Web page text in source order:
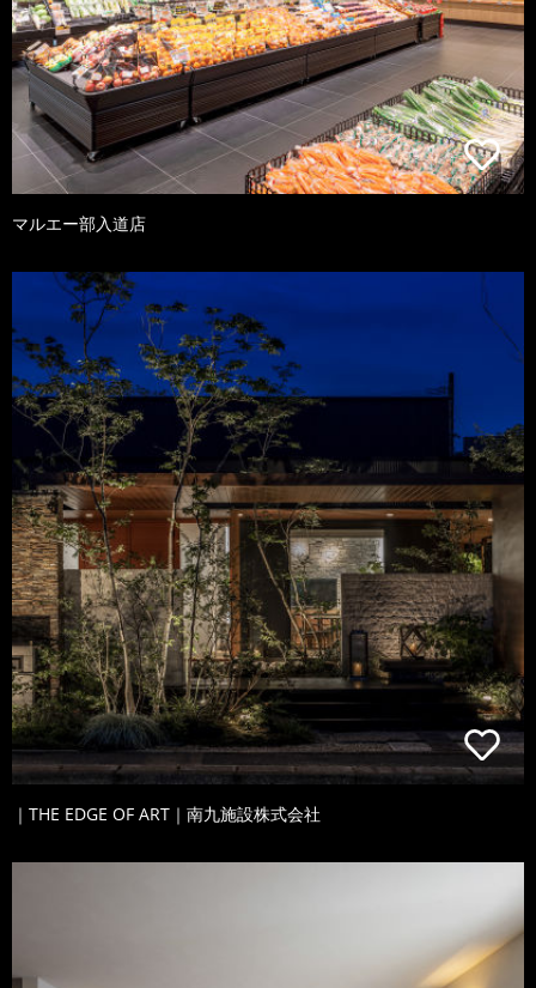
マルエー部入道店
｜THE EDGE OF ART｜南九施設株式会社